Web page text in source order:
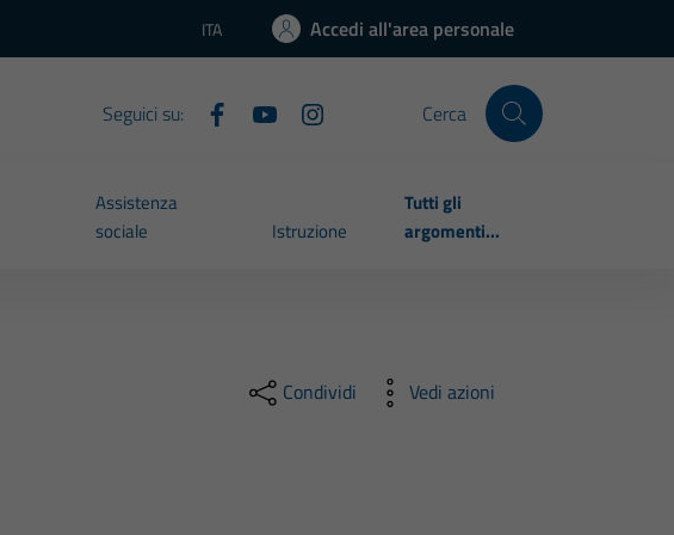
Lingua attiva:
ITA Accedi all'area personale
Seguici su: Cerca
Assistenza
sociale
Istruzione
Tutti gli
argomenti...
Condividi Vedi azioni